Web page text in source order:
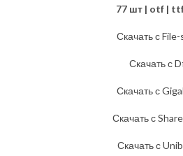
77 шт | otf |
Скачать с
Скачать с
Скачать с
Скачать с
Скачать с